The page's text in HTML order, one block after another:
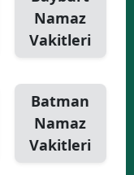
Namaz
Vakitleri
Batman
Namaz
Vakitleri